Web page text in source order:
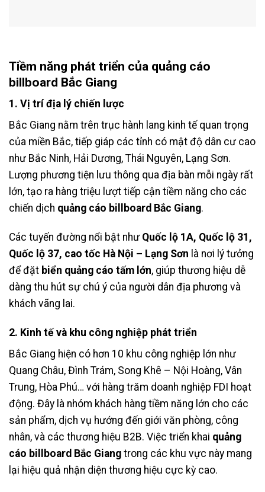
Tiềm năng phát triển của quảng cáo
billboard Bắc Giang
1. Vị trí địa lý chiến lược
Bắc Giang nằm trên trục hành lang kinh tế quan trọng
của miền Bắc, tiếp giáp các tỉnh có mật độ dân cư cao
như Bắc Ninh, Hải Dương, Thái Nguyên, Lạng Sơn.
Lượng phương tiện lưu thông qua địa bàn mỗi ngày rất
lớn, tạo ra hàng triệu lượt tiếp cận tiềm năng cho các
chiến dịch quảng cáo billboard Bắc Giang.
Các tuyến đường nổi bật như Quốc lộ 1A, Quốc lộ 31,
Quốc lộ 37, cao tốc Hà Nội – Lạng Sơn là nơi lý tưởng
để đặt biển quảng cáo tấm lớn, giúp thương hiệu dễ
dàng thu hút sự chú ý của người dân địa phương và
khách vãng lai.
2. Kinh tế và khu công nghiệp phát triển
Bắc Giang hiện có hơn 10 khu công nghiệp lớn như
Quang Châu, Đình Trám, Song Khê – Nội Hoàng, Vân
Trung, Hòa Phú… với hàng trăm doanh nghiệp FDI hoạt
động. Đây là nhóm khách hàng tiềm năng lớn cho các
sản phẩm, dịch vụ hướng đến giới văn phòng, công
nhân, và các thương hiệu B2B. Việc triển khai quảng
cáo billboard Bắc Giang trong các khu vực này mang
lại hiệu quả nhận diện thương hiệu cực kỳ cao.